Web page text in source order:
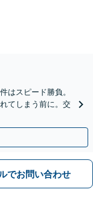
はスピード勝負。
てしまう前に。交
でお問い合わせ